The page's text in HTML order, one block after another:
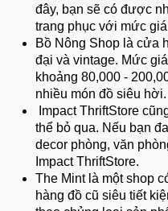
đây, bạn sẽ có được
trang phục với mức giá
Bồ Nông Shop là cửa
đại và vintage. Mức
khoảng 80,000 -
nhiều món đồ siêu hời.
Impact ThriftStore
thể bỏ qua. Nếu bạn
decor phòng, văn
Impact ThriftStore.
The Mint là một shop
hàng đồ cũ siêu tiết